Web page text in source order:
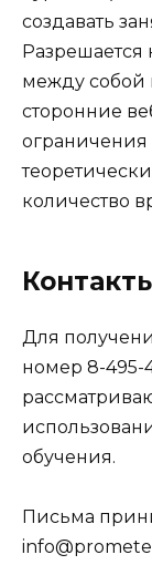
создавать
между собой
сторонние
ограничения
количество
Для
номер 8-495-
обучения.
Письма